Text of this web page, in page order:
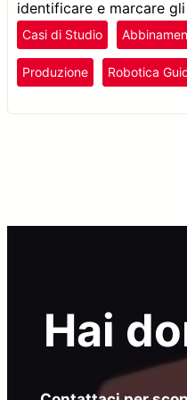
identificare e marcare
Casi di Studio
Produzione Robotica
Hai